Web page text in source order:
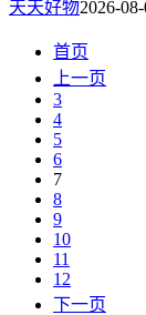
天天好物2026-
首页
上一页
3
4
5
6
7
8
9
10
11
12
下一页